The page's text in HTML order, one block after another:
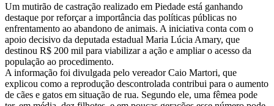
Um mutirão de castração realizado em Piedade está ganhando
destaque por reforçar a importância das políticas públicas no
enfrentamento ao abandono de animais. A iniciativa conta com o
apoio decisivo da deputada estadual Maria Lúcia Amary, que
destinou R$ 200 mil para viabilizar a ação e ampliar o acesso da
população ao procedimento.
A informação foi divulgada pelo vereador Caio Martori, que
explicou como a reprodução descontrolada contribui para o aumento
de cães e gatos em situação de rua. Segundo ele, uma fêmea pode